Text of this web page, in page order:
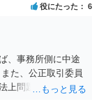
役にたった 6
、事務所側に中途
た、公正取引委員
上問題となり得る